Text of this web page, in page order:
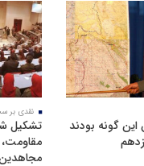
گونه بودند
نقدی بر
تشکیل